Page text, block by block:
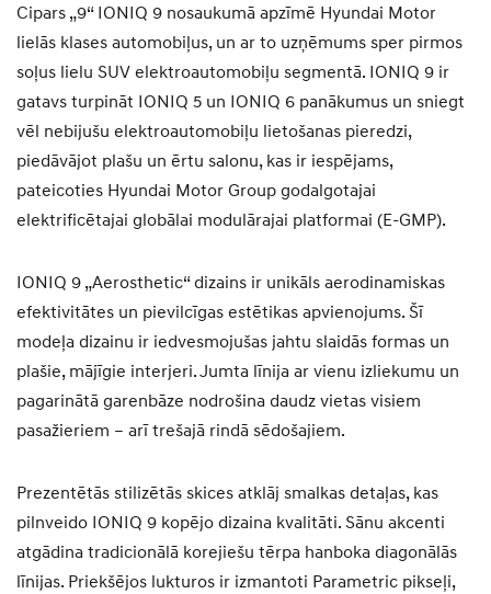
Cipars „9“ IONIQ 9 nosaukumā apzīmē Hyundai Motor
lielās klases automobiļus, un ar to uzņēmums sper pirmos
soļus lielu SUV elektroautomobiļu segmentā. IONIQ 9 ir
gatavs turpināt IONIQ 5 un IONIQ 6 panākumus un sniegt
vēl nebijušu elektroautomobiļu lietošanas pieredzi,
piedāvājot plašu un ērtu salonu, kas ir iespējams,
pateicoties Hyundai Motor Group godalgotajai
elektrificētajai globālai modulārajai platformai (E-GMP).
IONIQ 9 „Aerosthetic“ dizains ir unikāls aerodinamiskas
efektivitātes un pievilcīgas estētikas apvienojums. Šī
modeļa dizainu ir iedvesmojušas jahtu slaidās formas un
plašie, mājīgie interjeri. Jumta līnija ar vienu izliekumu un
pagarinātā garenbāze nodrošina daudz vietas visiem
pasažieriem – arī trešajā rindā sēdošajiem.
Prezentētās stilizētās skices atklāj smalkas detaļas, kas
pilnveido IONIQ 9 kopējo dizaina kvalitāti. Sānu akcenti
atgādina tradicionālā korejiešu tērpa hanboka diagonālās
līnijas. Priekšējos lukturos ir izmantoti Parametric pikseļi,